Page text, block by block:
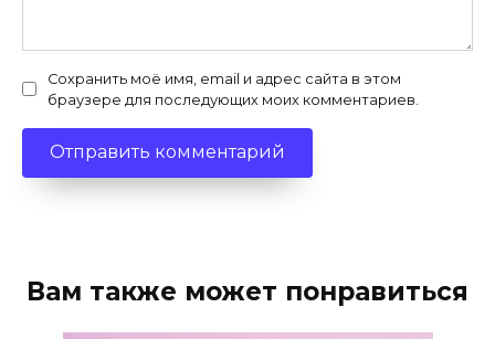
Сохранить моё имя, email и адрес сайта в этом
браузере для последующих моих комментариев.
Вам также может понравиться